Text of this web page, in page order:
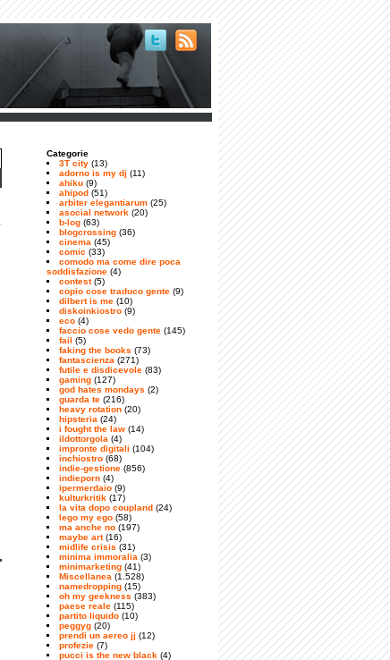
Categorie
3T city (13)
adorno is my dj (11)
ahiku (9)
ahipod (51)
arbiter elegantiarum (25)
asocial network (20)
b-log (63)
blogcrossing (36)
cinema (45)
comic (33)
comodo ma come dire poca
soddisfazione (4)
contest(5)
copio cose traduco gente (9)
dilbert is me (10)
diskoinkiostro (9)
eco (4)
faccio cose vedo gente (145)
fail (5)
faking the books (73)
fantascienza (271)
futile e disdicevole (83)
gaming (127)
god hates mondays (2)
guarda te (216)
heavy rotation (20)
hipsteria (24)
i fought the law (14)
ildottorgola (4)
impronte digitali (104)
inchiostro (68)
indie-gestione (856)
indieporn (4)
ipermerdaio (9)
kulturkritik (17)
la vita dopo coupland (24)
lego my ego (58)
ma anche no (197)
maybe art(16)
midlife crisis (31)
minima immoralia (3)
minimarketing (41)
Miscellanea (1.528)
namedropping (15)
oh my geekness (383)
paese reale (115)
partito liquido (10)
peggyg (20)
prendi un aereo jj (12)
profezie (7)
pucci is the new black (4)